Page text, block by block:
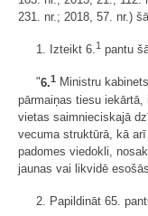
231. nr.; 2018, 57. nr.)
1. Izteikt 6.1 pantu
"6.1
Ministru
pārmaiņas tiesu
vietas saimnieciskajā
vecuma struktūrā, kā
padomes viedokli,
jaunas vai likvidē
2. Papildināt 65.